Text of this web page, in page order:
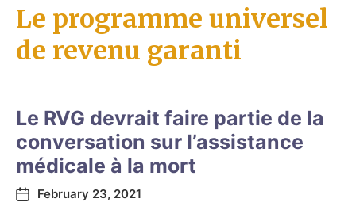
Le programme universel
de revenu garanti
Le RVG devrait faire partie de la
conversation sur l’assistance
médicale à la mort
February 23, 2021